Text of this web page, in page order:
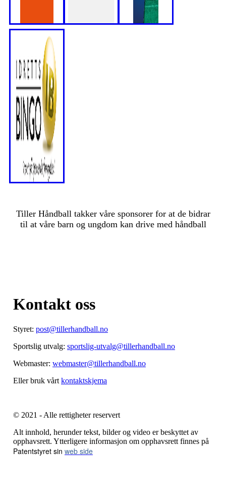
Tiller Håndball takker våre sponsorer for at de bidrar
til at våre barn og ungdom kan drive med håndball
Kontakt oss
Styret: post@tillerhandball.no
Sportslig utvalg: sportslig-utvalg@tillerhandball.no
Webmaster: webmaster@tillerhandball.no
Eller bruk vårt kontaktskjema
© 2021 - Alle rettigheter reservert
Alt innhold, herunder tekst, bilder og video er beskyttet av
opphavsrett. Ytterligere informasjon om opphavsrett finnes på
Patentstyret sin web side